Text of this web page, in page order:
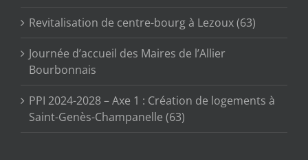
Revitalisation de centre-bourg à Lezoux (63)
Journée d’accueil des Maires de l’Allier
Bourbonnais
PPI 2024-2028 – Axe 1 : Création de logements à
Saint-Genès-Champanelle (63)